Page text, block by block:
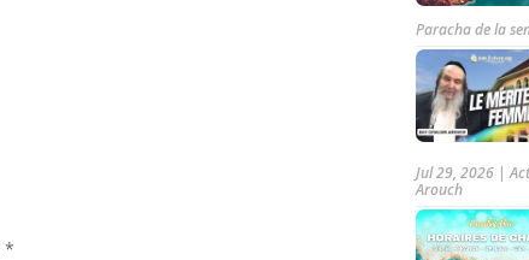
*
Paracha de la
Jul 29, 2026 |
Arouch